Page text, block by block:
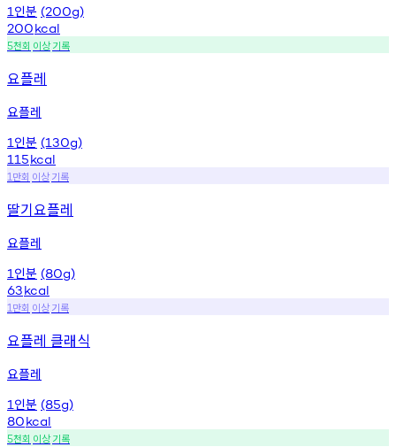
1 인분 (200g)
200kcal
5천회 이상기록
요플레
요플레
1 인분 (130g)
115kcal
1 만회 이상기록
딸기요플레
요플레
1 인분 (80g)
63kcal
1 만회 이상기록
요플레 클래식
요플레
1 인분 (85g)
80kcal
5천회 이상기록